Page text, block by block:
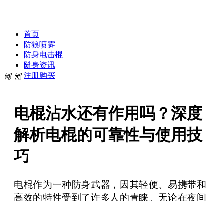
首页
防狼喷雾
防身电击棍
防身资讯
注册购买
넡
넳 넲
电棍沾水还有作用吗？深度
解析电棍的可靠性与使用技
巧
电棍作为一种防身武器，因其轻便、易携带和
高效的特性受到了许多人的青睐。无论在夜间